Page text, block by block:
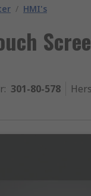
/ HMI's
: 301-80-578